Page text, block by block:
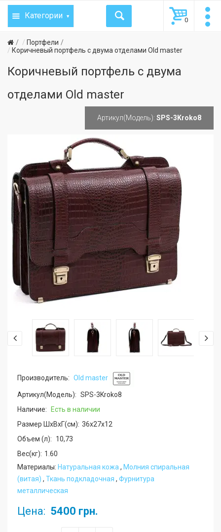
Категории 0
Портфели
Коричневый портфель с двума отделами Old master
Коричневый портфель с двума
отделами Old master
Артикул(Модель): SPS-3Kroko8
Производитель: Old master
Артикул(Модель): SPS-3Kroko8
Наличие:
Есть в наличии
Размер ШхВхГ(см): 36x27x12
Объем (л):
10,73
Вес(кг): 1.60
Материалы: Натуральная кожа , Молния cпиральная
(витая) , Ткань подкладочная , Фурнитура
металлическая
Цена: 5400 грн.